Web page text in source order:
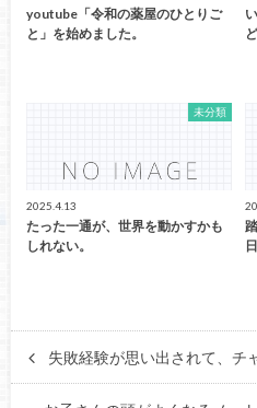
youtube「令和の薬屋のひとりご
と」を始めました。
未分類
2025.4.13
たった一通が、世界を動かすかも
しれない。
失敗経験が思い出されて、チ